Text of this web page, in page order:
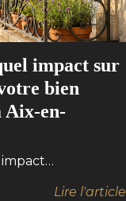
impact sur
bien
Aix-en-
impact…
Lire l'article